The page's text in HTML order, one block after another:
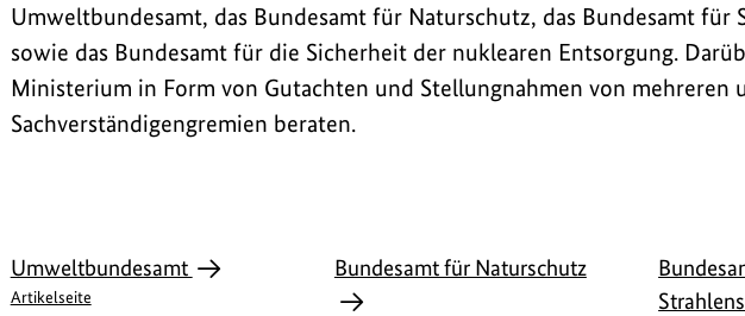
Umweltbundesamt, das Bundesamt für Naturschutz, das Bundesamt für
sowie das Bundesamt für die Sicherheit der nuklearen Entsorgung.
Ministerium in Form von Gutachten und Stellungnahmen von mehreren
Sachverständigengremien beraten.
Umweltbundesamt
Artikelseite
Bundesamt für Naturschutz